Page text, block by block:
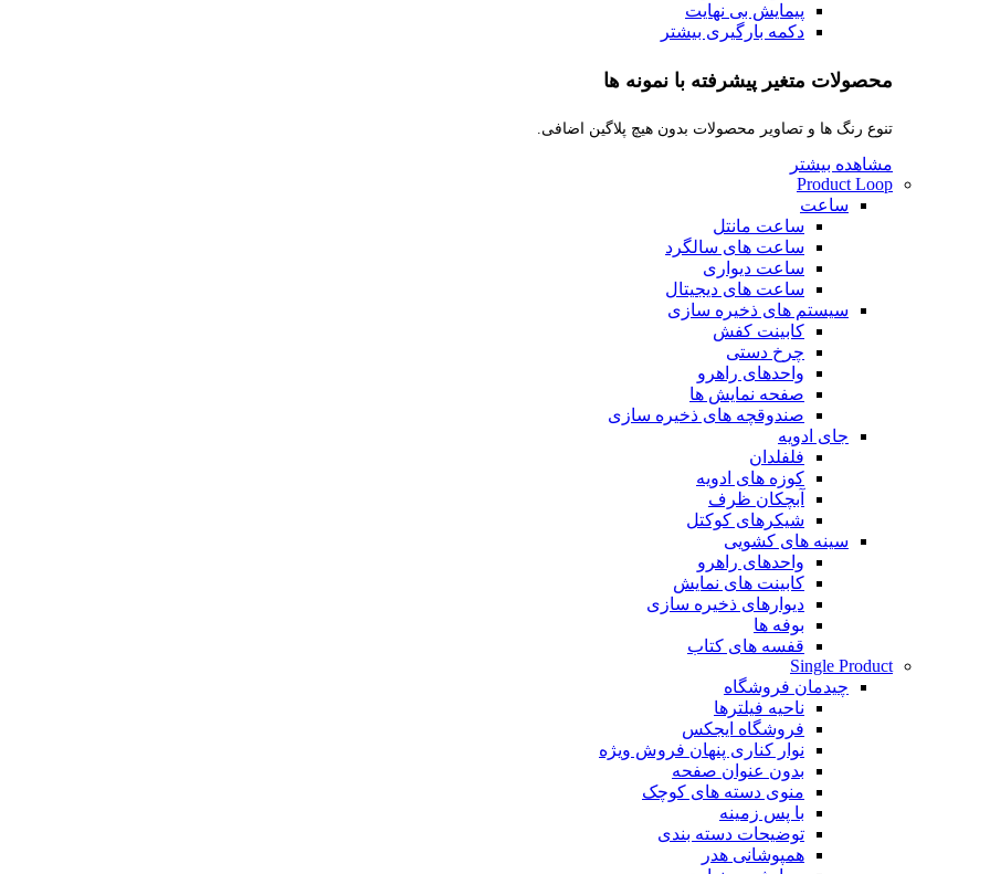
پیمایش بی نهایت
دکمه بارگیری بیشتر
محصولات متغیر پیشرفته با نمونه ها
تنوع رنگ ها و تصاویر محصولات بدون هیچ پلاگین اضافی.
مشاهده بیشتر
Product Loop
ساعت
ساعت مانتل
ساعت های سالگرد
ساعت دیواری
ساعت های دیجیتال
سیستم های ذخیره سازی
کابینت کفش
چرخ دستی
واحدهای راهرو
صفحه نمایش ها
صندوقچه های ذخیره سازی
جای ادویه
فلفلدان
کوزه های ادویه
آبچکان ظرف
شیکرهای کوکتل
سینه های کشویی
واحدهای راهرو
کابینت های نمایش
دیوارهای ذخیره سازی
بوفه ها
قفسه های کتاب
Single Product
چیدمان فروشگاه
ناحیه فیلترها
فروشگاه ایجکس
نوار کناری پنهان فروش ویژه
بدون عنوان صفحه
منوی دسته های کوچک
با پس زمینه
توضیحات دسته بندی
همپوشانی هدر